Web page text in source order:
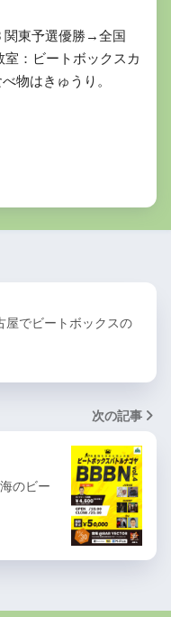
関東予選優勝→全国
：ビートボックスカ
物はきゅうり。
屋でビートボックスの
次の記事
のビー